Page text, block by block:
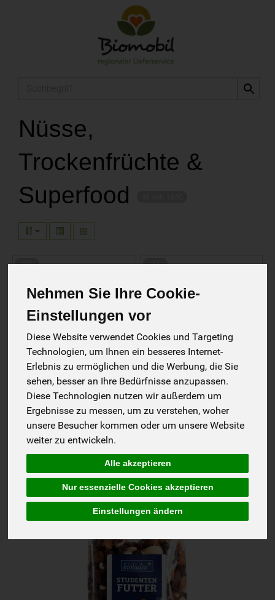
Nehmen Sie Ihre Cookie-
Einstellungen vor
Diese Website verwendet Cookies und Targeting
Technologien, um Ihnen ein besseres Internet-
Erlebnis zu ermöglichen und die Werbung, die Sie
sehen, besser an Ihre Bedürfnisse anzupassen.
Diese Technologien nutzen wir außerdem um
Ergebnisse zu messen, um zu verstehen, woher
unsere Besucher kommen oder um unsere Website
weiter zu entwickeln.
Alle akzeptieren
Nur essenzielle Cookies akzeptieren
Einstellungen ändern
Nüsse,
Trockenfrüchte &
Superfood
22
Nüsse
21
Trockenfrüchte &
Superfood
Hersteller Ernährung Allergene